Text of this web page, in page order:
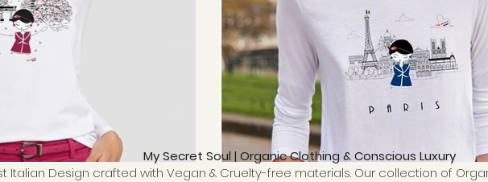
My Secret Soul | Organic Clothing & Conscious Luxury
Italian Design crafted with Vegan & Cruelty-free materials. Our collection of